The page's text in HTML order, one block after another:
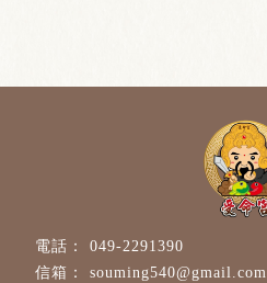
049-2291390
souming540@gmail.com